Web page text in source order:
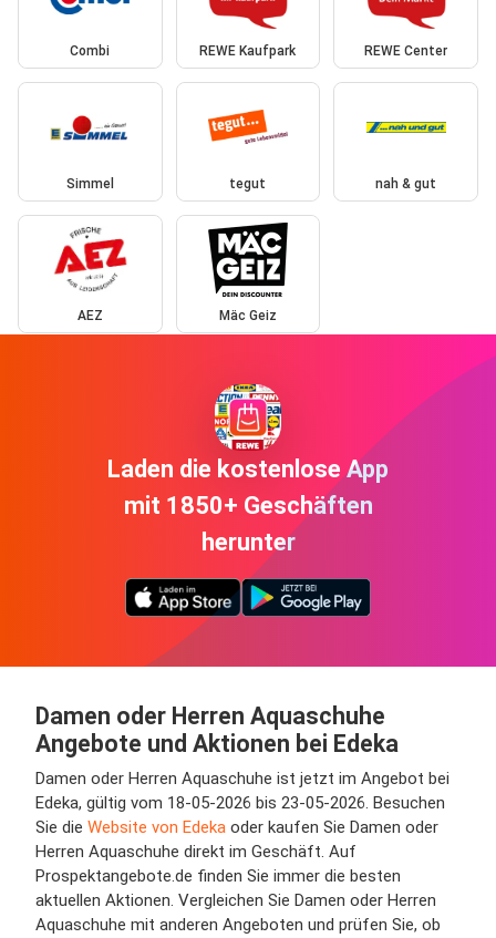
Combi REWE Kaufpark REWE Center
Simmel tegut nah & gut
AEZ Mäc Geiz
Laden die kostenlose App
mit 1850+ Geschäften
herunter
Damen oder Herren Aquaschuhe
Angebote und Aktionen bei Edeka
Damen oder Herren Aquaschuhe ist jetzt im Angebot bei
Edeka, gültig vom 18-05-2026 bis 23-05-2026. Besuchen
Sie die Website von Edeka oder kaufen Sie Damen oder
Herren Aquaschuhe direkt im Geschäft. Auf
Prospektangebote.de finden Sie immer die besten
aktuellen Aktionen. Vergleichen Sie Damen oder Herren
Aquaschuhe mit anderen Angeboten und prüfen Sie, ob